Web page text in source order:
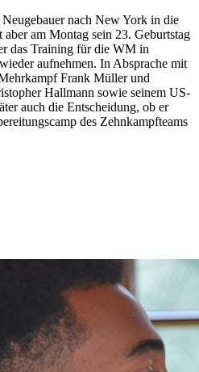
nach New York in die
am Montag sein 23. Geburtstag
das Training für die WM in
aufnehmen. In Absprache mit
Frank Müller und
Hallmann sowie seinem US-
auch die Entscheidung, ob er
des Zehnkampfteams